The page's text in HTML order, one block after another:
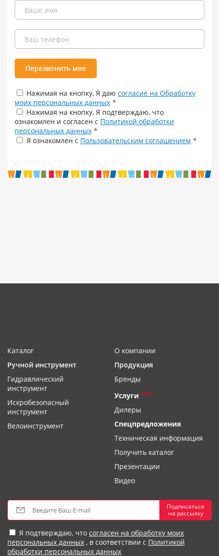
Перезвонить мне
Нажимая на кнопку, Я даю согласие на Обработку
моих персональных данных *
Нажимая на кнопку, Я подтверждаю, что
ознакомлен и согласен с Политикой обработки
персональных данных *
Я ознакомлен с Пользовательским соглашением *
Каталог
Ручной инструмент
Гидравлический
инструмент
Искробезопасный
инструмент
Велоинструмент
О компании
Продукция
Бренды
Услуги new
Дилеры
Спецпредложения
Техническая информация
Получить каталог
Презентации
Видео
Подписаться
на рассылку
Я подтверждаю, что согласен на обработку моих
персональных данных , в соответствии с Политикой
обработки персональных данных